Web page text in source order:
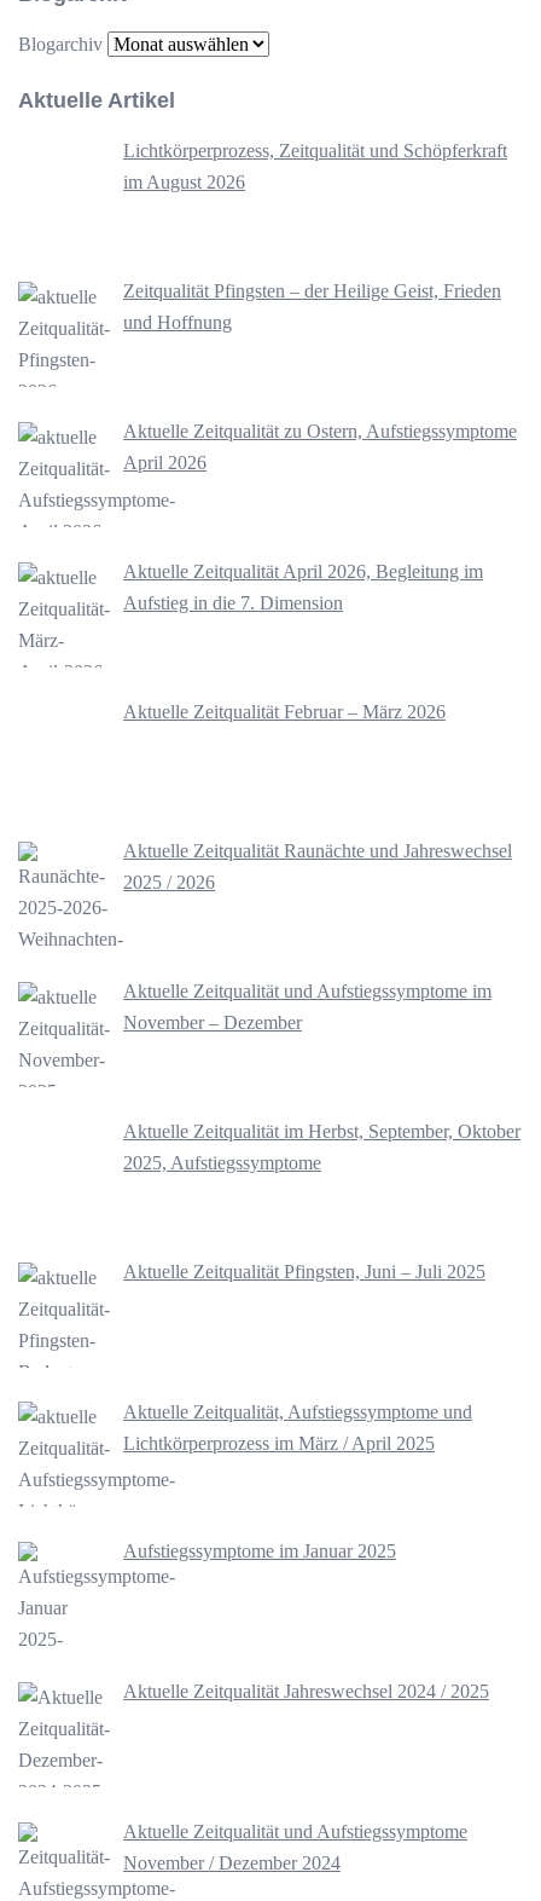
Blogarchiv
Aktuelle Artikel
Lichtkörperprozess, Zeitqualität und Schöpferkraft
im August 2026
Zeitqualität Pfingsten – der Heilige Geist, Frieden
und Hoffnung
Aktuelle Zeitqualität zu Ostern, Aufstiegssymptome
April 2026
Aktuelle Zeitqualität April 2026, Begleitung im
Aufstieg in die 7. Dimension
Aktuelle Zeitqualität Februar – März 2026
Aktuelle Zeitqualität Raunächte und Jahreswechsel
2025 / 2026
Aktuelle Zeitqualität und Aufstiegssymptome im
November – Dezember
Aktuelle Zeitqualität im Herbst, September, Oktober
2025, Aufstiegssymptome
Aktuelle Zeitqualität Pfingsten, Juni – Juli 2025
Aktuelle Zeitqualität, Aufstiegssymptome und
Lichtkörperprozess im März / April 2025
Aufstiegssymptome im Januar 2025
Aktuelle Zeitqualität Jahreswechsel 2024 / 2025
Aktuelle Zeitqualität und Aufstiegssymptome
November / Dezember 2024